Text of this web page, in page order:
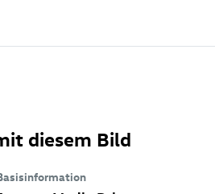
diesem Bild